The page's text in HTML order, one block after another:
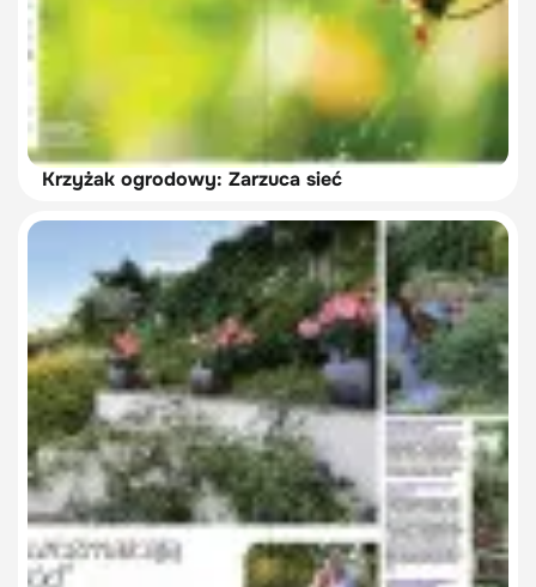
Krzyżak ogrodowy: Zarzuca sieć